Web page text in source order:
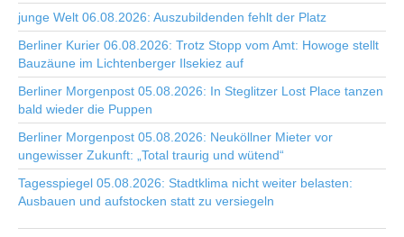
junge Welt 06.08.2026: Auszubildenden fehlt der Platz
Berliner Kurier 06.08.2026: Trotz Stopp vom Amt: Howoge stellt
Bauzäune im Lichtenberger Ilsekiez auf
Berliner Morgenpost 05.08.2026: In Steglitzer Lost Place tanzen
bald wieder die Puppen
Berliner Morgenpost 05.08.2026: Neuköllner Mieter vor
ungewisser Zukunft: „Total traurig und wütend“
Tagesspiegel 05.08.2026: Stadtklima nicht weiter belasten:
Ausbauen und aufstocken statt zu versiegeln